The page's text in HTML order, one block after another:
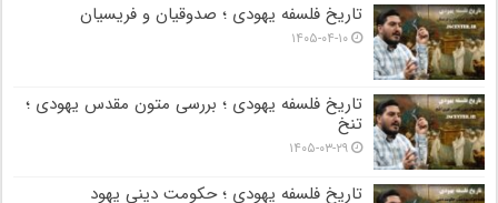
تاریخ فلسفه یهودی ؛ صدوقیان و فریسیان
۱۴۰۵-۰۴-۱۰
تاریخ فلسفه یهودی ؛ بررسی متون مقدس یهودی ؛
تنخ
۱۴۰۵-۰۳-۲۹
تاریخ فلسفه یهودی ؛ حکومت دینی یهود